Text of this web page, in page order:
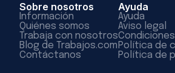
Sobre nosotros
Información
Quiénes somos
Trabaja con nosotros
Blog de Trabajos.com
Contáctanos
Ayuda
Ayuda
Aviso legal
Política de
Política de